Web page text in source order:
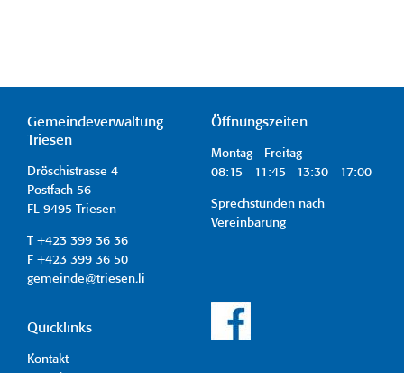
Gemeindeverwaltung
Triesen
Dröschistrasse 4
Postfach 56
FL-9495 Triesen
T +423 399 36 36
F +423 399 36 50
gemeinde@triesen.li
Öffnungszeiten
Montag - Freitag
08:15 - 11:45 13:30 - 17:00
Sprechstunden nach
Vereinbarung
Quicklinks
Kontakt